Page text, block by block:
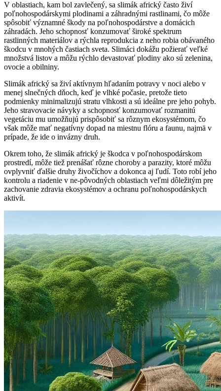
V oblastiach, kam bol zavlečený, sa slimák africký často živí
poľnohospodárskymi plodinami a záhradnými rastlinami, čo môže
spôsobiť významné škody na poľnohospodárstve a domácich
záhradách. Jeho schopnosť konzumovať široké spektrum
rastlinných materiálov a rýchla reprodukcia z neho robia obávaného
škodcu v mnohých častiach sveta. Slimáci dokážu požierať veľké
množstvá listov a môžu rýchlo devastovať plodiny ako sú zelenina,
ovocie a obilniny.
Slimák africký sa živí aktívnym hľadaním potravy v noci alebo v
menej slnečných dňoch, keď je vlhké počasie, pretože tieto
podmienky minimalizujú stratu vlhkosti a sú ideálne pre jeho pohyb.
Jeho stravovacie návyky a schopnosť konzumovať rozmanitú
vegetáciu mu umožňujú prispôsobiť sa rôznym ekosystémom, čo
však môže mať negatívny dopad na miestnu flóru a faunu, najmä v
prípade, že ide o invázny druh.
Okrem toho, že slimák africký je škodca v poľnohospodárskom
prostredí, môže tiež prenášať rôzne choroby a parazity, ktoré môžu
ovplyvniť ďalšie druhy živočíchov a dokonca aj ľudí. Toto robí jeho
kontrolu a riadenie v ne-pôvodných oblastiach veľmi dôležitým pre
zachovanie zdravia ekosystémov a ochranu poľnohospodárskych
aktivít.